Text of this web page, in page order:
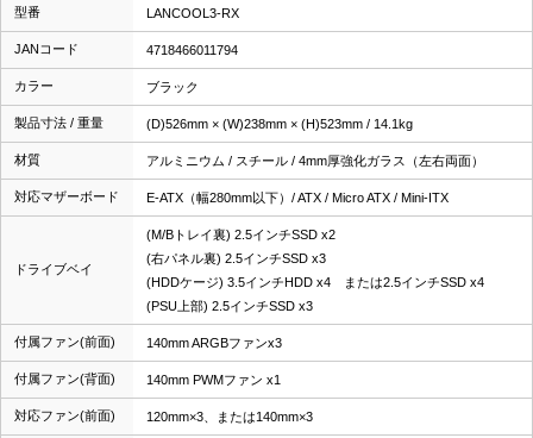
型番 LANCOOL3-RX
JANコード 4718466011794
カラー ブラック
製品寸法 / 重量 (D)526mm × (W)238mm × (H)523mm / 14.1kg
材質 アルミニウム / スチール / 4mm厚強化ガラス（左右両面）
対応マザーボード E-ATX（幅280mm以下）/ ATX / Micro ATX / Mini-ITX
ドライブベイ
(M/Bトレイ裏) 2.5インチSSD x2
(右パネル裏) 2.5インチSSD x3
(HDDケージ) 3.5インチHDD x4 または2.5インチSSD x4
(PSU上部) 2.5インチSSD x3
付属ファン(前面) 140mm ARGBファンx3
付属ファン(背面) 140mm PWMファン x1
対応ファン(前面) 120mm×3、または140mm×3